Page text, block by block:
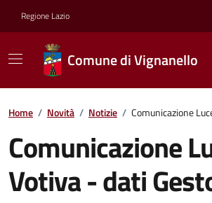
Regione Lazio
Comune di Vignanello
Home / Novità / Notizie / Comunicazione
Comunicazione
Votiva - dati